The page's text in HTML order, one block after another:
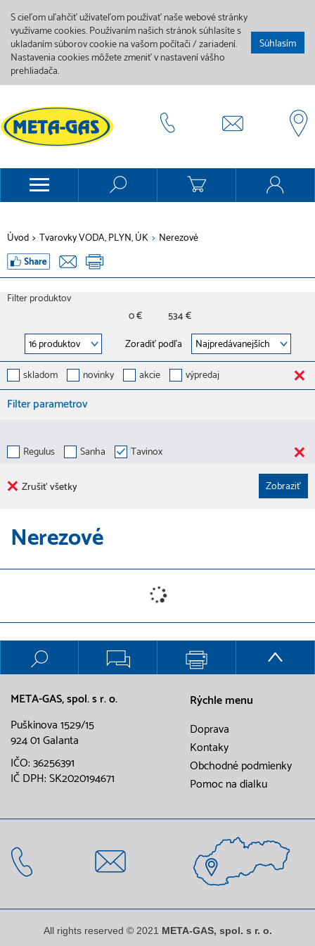
S cieľom uľahčiť užívateľom používať naše webové stránky
využívame cookies. Používaním našich stránok súhlasíte s
ukladaním súborov cookie na vašom počítači / zariadení.
Nastavenia cookies môžete zmeniť v nastavení vášho
prehliadača.
Súhlasím
Úvod > Tvarovky VODA, PLYN, ÚK > Nerezové
Filter produktov
0 €
534 €
Zoradiť podľa
skladom
novinky akcie výpredaj
Filter parametrov
Regulus Sanha Tavinox
Zrušiť všetky
Nerezové
META-GAS, spol. s r. o.
Puškinova 1529/15
924 01 Galanta
IČO: 36256391
IČ DPH: SK2020194671
Rýchle menu
Doprava
Kontaky
Obchodné podmienky
Pomoc na dialku
All rights reserved © 2021 META-GAS, spol. s r. o.